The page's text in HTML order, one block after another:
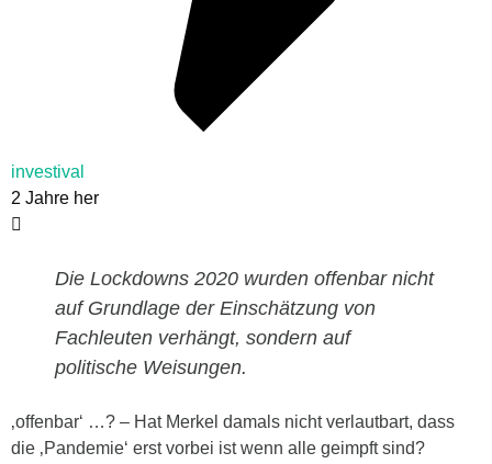
investival
2 Jahre her
Die Lockdowns 2020 wurden offenbar nicht
auf Grundlage der Einschätzung von
Fachleuten verhängt, sondern auf
politische Weisungen.
‚offenbar‘ …? – Hat Merkel damals nicht verlautbart, dass
die ‚Pandemie‘ erst vorbei ist wenn alle geimpft sind?